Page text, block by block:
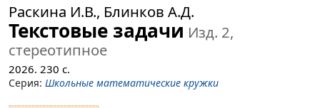
Раскина И.В., Блинков А.Д.
Текстовые задачи Изд. 2,
стереотипное
2026. 230 с.
Серия: Школьные математические кружки